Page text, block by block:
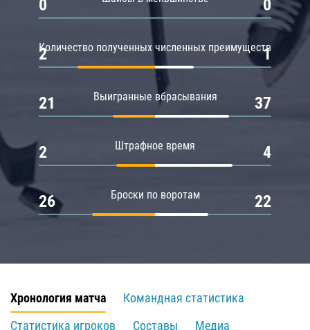
0 0
Количество полученных численных преимуществ
2 1
Выигранные вбрасывания
21 37
Штрафное время
2 4
Броски по воротам
26 22
Хронология матча
Командная статистика
Статистика игроков
Составы
Медиа